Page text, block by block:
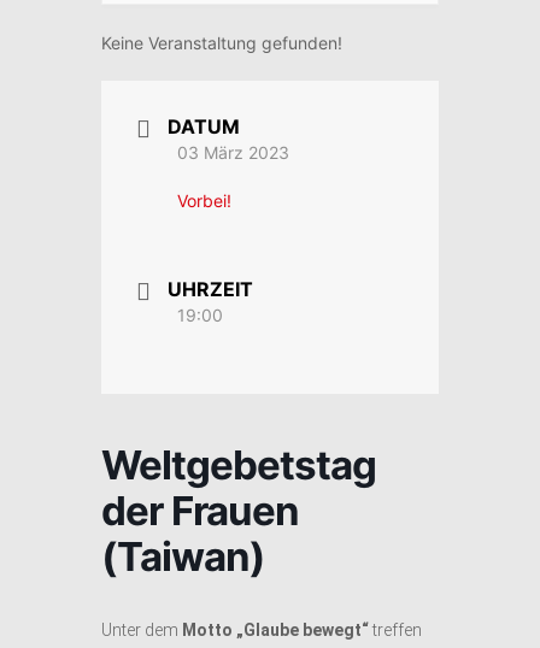
Keine Veranstaltung gefunden!
DATUM
03 März 2023
Vorbei!
UHRZEIT
19:00
Weltgebetstag
der Frauen
(Taiwan)
Unter dem Motto „Glaube bewegt“treffen